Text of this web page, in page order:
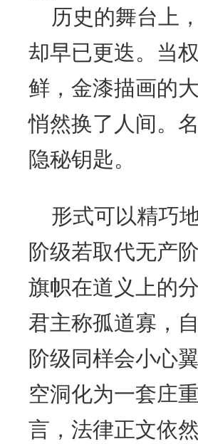
历史的舞台上
却早已更迭。当
鲜，金漆描画的
悄然换了人间。
隐秘钥匙。
形式可以精巧
阶级若取代无产
旗帜在道义上的
君主称孤道寡，
阶级同样会小心
空洞化为一套庄
言，法律正文依